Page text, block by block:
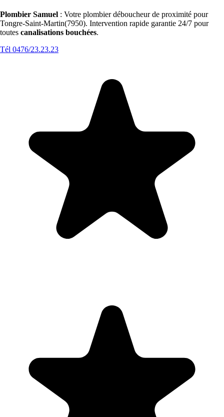
Plombier Samuel : Votre plombier déboucheur de proximité pour
Tongre-Saint-Martin(7950). Intervention rapide garantie 24/7 pour
toutes canalisations bouchées.
Tél 0476/23.23.23